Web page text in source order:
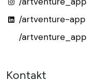
/artventure-app
/artventure_app
Kontakt